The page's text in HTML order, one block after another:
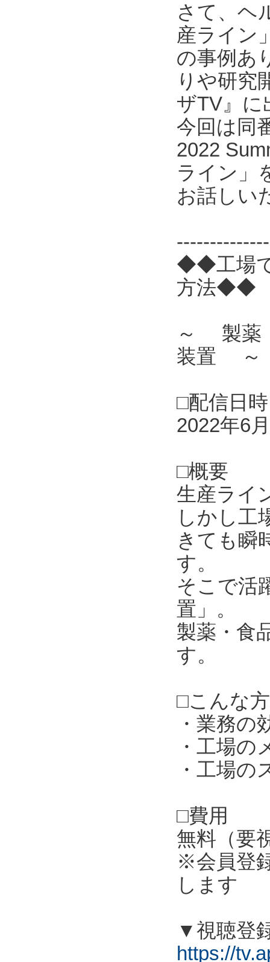
さて、ヘ
産ライン
の事例あ
りや研究
ザTV』に
今回は同
2022
ライン」
お話しい
◆◆工場で
方法◆◆
～ 製薬
装置 ～
□配信日時
2022年6
□概要
生産ライ
しかし工
きても瞬
す。
そこで活
置」。
製薬・食
す。
□こんな
・業務の
・工場の
・工場
□費用
無料（要
※会員登
します
▼視聴登
https://